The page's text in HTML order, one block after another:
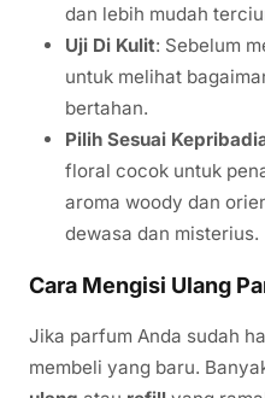
dan lebih mudah
Uji Di Kulit: Sebelum
untuk melihat
bertahan.
Pilih Sesuai
floral cocok untuk
aroma woody dan
dewasa dan misterius.
Cara Mengisi Ulang
Jika parfum Anda sudah
membeli yang baru.